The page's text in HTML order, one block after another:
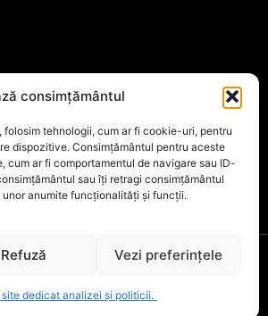
consimțământul
tehnologii, cum ar fi cookie-uri, pentru
dispozitive. Consimțământul pentru aceste
cum ar fi comportamentul de navigare sau ID-
sau îți retragi consimțământul
anumite funcționalități și funcții.
Refuză Vezi preferințele
site dedicat analizei și politicii.